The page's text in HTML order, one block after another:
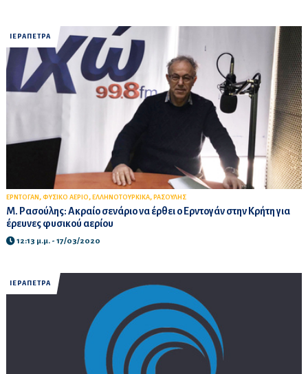
ΙΕΡΑΠΕΤΡΑ
ΕΡΝΤΟΓΑΝ , ΦΥΣΙΚΟ ΑΕΡΙΟ, ΕΛΛΗΝΟΤΟΥΡΚΙΚΑ, ΡΑΣΟΥΛΗΣ
Μ. Ρασούλης: Ακραίο σενάριο να έρθει ο Ερντογάν στην Κρήτη για
έρευνες φυσικού αερίου
12:13 μ.μ. - 17/03/2020
ΙΕΡΑΠΕΤΡΑ